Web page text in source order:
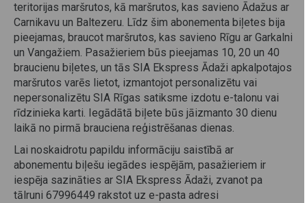
teritorijas maršrutos, kā maršrutos, kas savieno Ādažus ar
Carnikavu un Baltezeru. Līdz šim abonementa biļetes bija
pieejamas, braucot maršrutos, kas savieno Rīgu ar Garkalni
un Vangažiem. Pasažieriem būs pieejamas 10, 20 un 40
braucienu biļetes, un tās SIA Ekspress Ādaži apkalpotajos
maršrutos varēs lietot, izmantojot personalizētu vai
nepersonalizētu SIA Rīgas satiksme izdotu e-talonu vai
rīdzinieka karti. Iegādātā biļete būs jāizmanto 30 dienu
laikā no pirmā brauciena reģistrēšanas dienas.
Lai noskaidrotu papildu informāciju saistībā ar
abonementu biļešu iegādes iespējām, pasažieriem ir
iespēja sazināties ar SIA Ekspress Ādaži, zvanot pa
tālruni 67996449 rakstot uz e-pasta adresi